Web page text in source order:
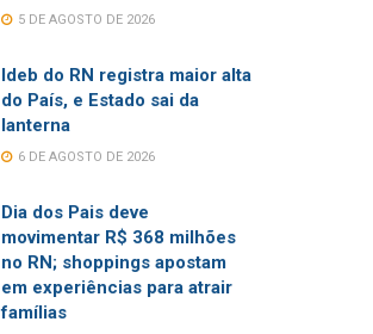
5 DE AGOSTO DE 2026
Ideb do RN registra maior alta
do País, e Estado sai da
lanterna
6 DE AGOSTO DE 2026
Dia dos Pais deve
movimentar R$ 368 milhões
no RN; shoppings apostam
em experiências para atrair
famílias